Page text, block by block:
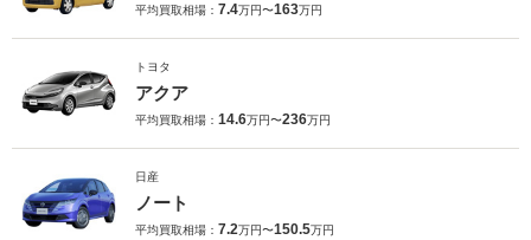
平均買取相場： 7.4万円〜163万円
トヨタ
アクア
平均買取相場： 14.6万円〜236万円
日産
ノート
平均買取相場： 7.2万円〜150.5万円